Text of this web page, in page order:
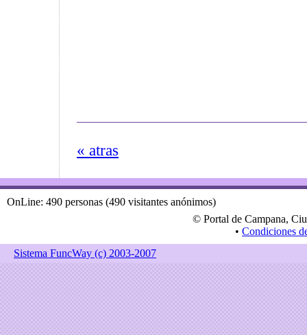
« atras
OnLine: 490 personas (490 visitantes anónimos)
© Portal de Campana,
• Condiciones
Sistema FuncWay (c) 2003-2007